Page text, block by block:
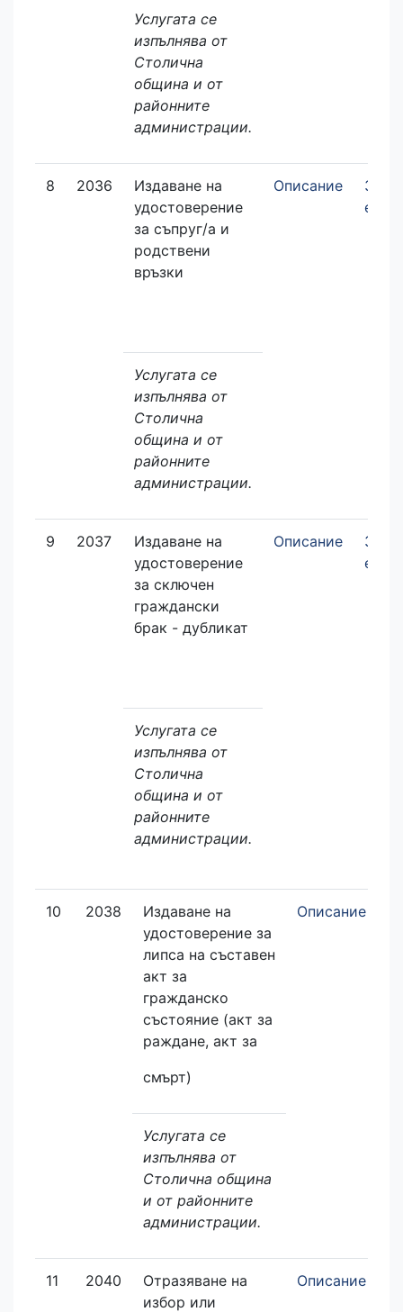
Услугата се
изпълнява от
Столична
община и от
районните
администрации.
8 2036
Издаване на
удостоверение
за съпруг/а и
родствени
връзки
Описание
Услугата се
изпълнява от
Столична
община и от
районните
администрации.
9 2037
Издаване на
удостоверение
за сключен
граждански
брак - дубликат
Описание
Услугата се
изпълнява от
Столична
община и от
районните
администрации.
10 2038
Издаване на
удостоверение за
липса на съставен
акт за
гражданско
състояние (акт за
раждане, акт за
смърт)
Описание
Услугата се
изпълнява от
Столична община
и от районните
администрации.
11 2040
Отразяване на
избор или
Описание